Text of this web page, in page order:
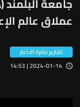
عملاق عالم
تقارير نشرة الاخبار
2024-01-14 | 14:53